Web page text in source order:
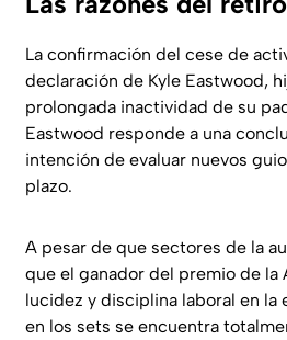
La confirmación del cese de
declaración de Kyle Eastwood,
prolongada inactividad de su
Eastwood responde a una
intención de evaluar nuevos
plazo.
A pesar de que sectores de la
que el ganador del premio de
lucidez y disciplina laboral en la
en los sets se encuentra